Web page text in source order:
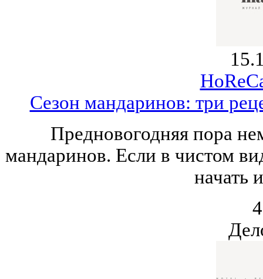
Сезон мандаринов: три
Предновогодняя пора
мандаринов. Если в чистом
начать